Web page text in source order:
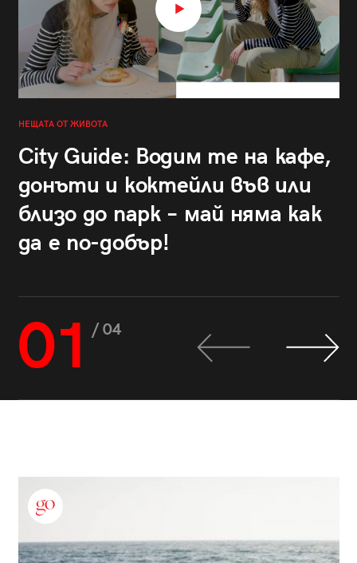
НЕЩАТА ОТ ЖИВОТА
City Guide: Водим те на кафе,
донъти и коктейли във или
близо до парк – май няма как
да е по-добър!
01 / 04